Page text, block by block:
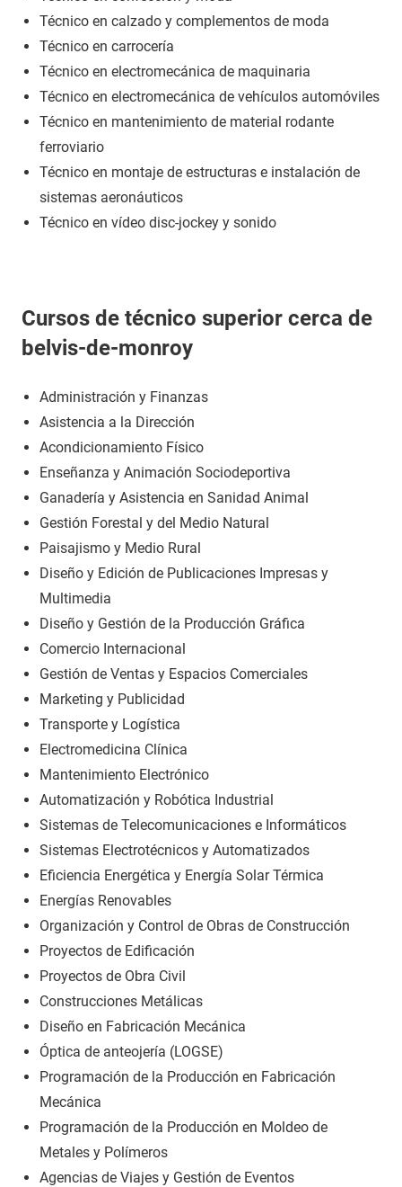
Técnico en calzado y complementos de moda
Técnico en carrocería
Técnico en electromecánica de maquinaria
Técnico en electromecánica de vehículos automóviles
Técnico en mantenimiento de material rodante
ferroviario
Técnico en montaje de estructuras e instalación de
sistemas aeronáuticos
Técnico en vídeo disc-jockey y sonido
Cursos de técnico superior cerca de
belvis-de-monroy
Administración y Finanzas
Asistencia a la Dirección
Acondicionamiento Físico
Enseñanza y Animación Sociodeportiva
Ganadería y Asistencia en Sanidad Animal
Gestión Forestal y del Medio Natural
Paisajismo y Medio Rural
Diseño y Edición de Publicaciones Impresas y
Multimedia
Diseño y Gestión de la Producción Gráfica
Comercio Internacional
Gestión de Ventas y Espacios Comerciales
Marketing y Publicidad
Transporte y Logística
Electromedicina Clínica
Mantenimiento Electrónico
Automatización y Robótica Industrial
Sistemas de Telecomunicaciones e Informáticos
Sistemas Electrotécnicos y Automatizados
Eficiencia Energética y Energía Solar Térmica
Energías Renovables
Organización y Control de Obras de Construcción
Proyectos de Edificación
Proyectos de Obra Civil
Construcciones Metálicas
Diseño en Fabricación Mecánica
Óptica de anteojería (LOGSE)
Programación de la Producción en Fabricación
Mecánica
Programación de la Producción en Moldeo de
Metales y Polímeros
Agencias de Viajes y Gestión de Eventos